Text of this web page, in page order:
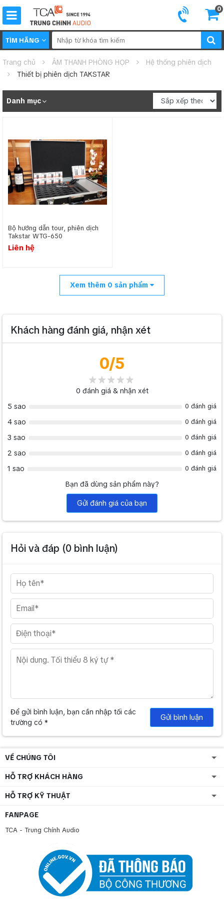
0
TÌM HÃNG
Trang chủ ÂM THANH PHÒNG HỌP
Hệ thống phiên dịch
Thiết bị phiên dịch TAKSTAR
Danh mục
Bộ hướng dẫn tour, phiên dịch
Takstar WTG-650
Liên hệ
Xem thêm 0 sản phẩm
Khách hàng đánh giá, nhận xét
0/5
0 đánh giá & nhận xét
5 sao
0 đánh giá
4 sao 0 đánh giá
3 sao 0 đánh giá
2 sao 0 đánh giá
1 sao 0 đánh giá
Bạn đã dùng sản phẩm này?
Gửi đánh giá của bạn
Hỏi và đáp (0 bình luận)
Để gửi bình luận, bạn cần nhập tối các
trường có *
Gửi bình luận
VỀ CHÚNG TÔI
HỖ TRỢ KHÁCH HÀNG
HỖ TRỢ KỸ THUẬT
FANPAGE
TCA - Trung Chính Audio